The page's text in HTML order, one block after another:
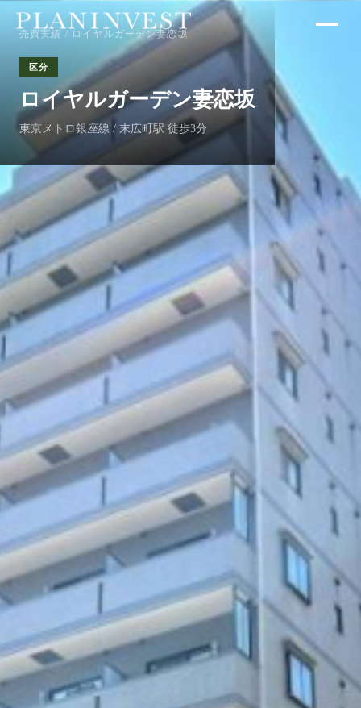
売買実績 / ロイヤルガーデン妻恋坂
区分
ロイヤルガーデン妻恋坂
東京メトロ銀座線 / 末広町駅 徒歩3分